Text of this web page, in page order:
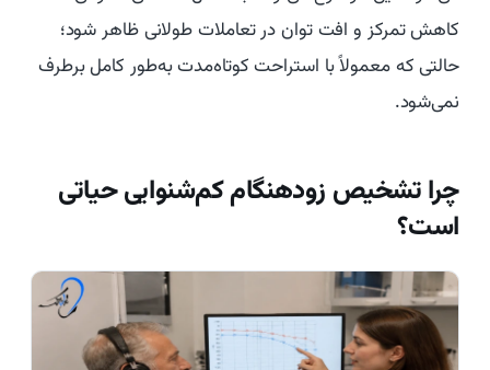
کاهش تمرکز و افت توان در تعاملات طولانی ظاهر شود؛
حالتی که معمولاً با استراحت کوتاه‌مدت به‌طور کامل برطرف
نمی‌شود.
چرا تشخیص زودهنگام کم‌شنوایی حیاتی
است؟